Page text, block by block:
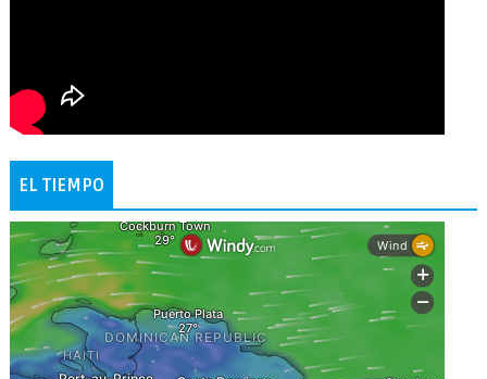
EL TIEMPO